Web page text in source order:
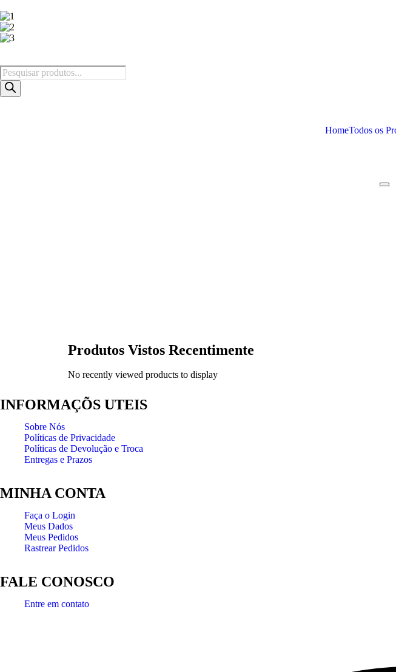
HomeTodos os
Produtos Vistos Recentimente
No recently viewed products to display
INFORMAÇÕS UTEIS
Sobre Nós
Políticas de Privacidade
Políticas de Devolução e Troca
Entregas e Prazos
MINHA CONTA
Faça o Login
Meus Dados
Meus Pedidos
Rastrear Pedidos
FALE CONOSCO
Entre em contato